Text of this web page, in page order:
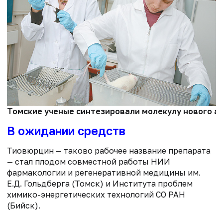
Томские ученые синтезировали молекулу нового
В ожидании средств
Тиовюрцин — таково рабочее название препарата
— стал плодом совместной работы НИИ
фармакологии и регенеративной медицины им.
Е.Д. Гольдберга (Томск) и Института проблем
химико-энергетических технологий СО РАН
(Бийск).